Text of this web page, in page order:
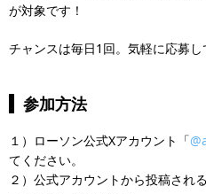
が対象です！
チャンスは毎日1回。気軽に応募し
参加方法
１）ローソン公式Xアカウント「
てください。
２）公式アカウントから投稿され